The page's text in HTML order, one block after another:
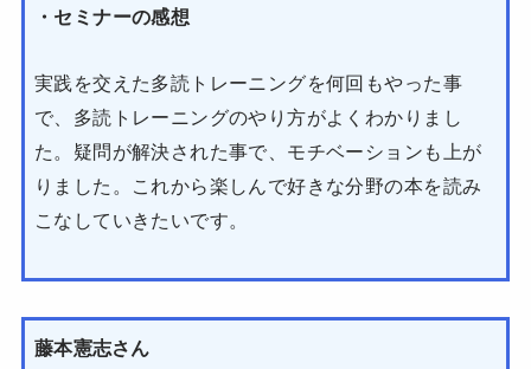
・セミナーの感想
実践を交えた多読トレーニングを何回もやった事
で、多読トレーニングのやり方がよくわかりまし
た。疑問が解決された事で、モチベーションも上が
りました。これから楽しんで好きな分野の本を読み
こなしていきたいです。
藤本憲志さん